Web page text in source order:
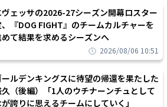
ェッサの2026-27シーズン開幕ロスター
『DOG FIGHT』のチームカルチャーを
て結果を求めるシーズンへ
2026/08/06 10:51
ルデンキングスに待望の帰還を果たした
（後編）「1人のウチナーンチュとして
誇りに思えるチームにしていく」